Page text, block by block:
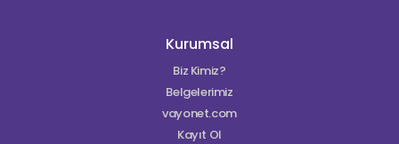
Kurumsal
Biz Kimiz?
Belgelerimiz
vayonet.com
Kayıt Ol